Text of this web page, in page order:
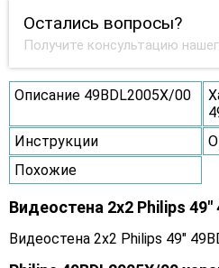
Остались вопросы?
Получите консультацию
Описание 49BDL2005X/00
Инструкции
Похожие
Видеостена 2x2 Philips 49"
Видеостена 2x2 Philips 49"